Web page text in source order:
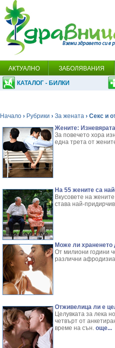
АКТУАЛНО ЗАБОЛЯВАНИЯ
КАТАЛОГ - БИЛКИ
Начало › Рубрики › За жената › Секс и
Жените:
За повечето хора
една трета от
На 55 жените са
Вкусовете на
става най-
Може ли храненето
От милиони години
различни
Отживелица ли е
Целувката за лека
четвърт от
време на сън. още...